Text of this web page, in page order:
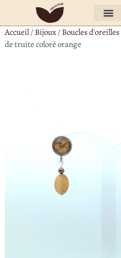
Accueil/ Bijoux/ Boucles d'oreilles
de truite coloré orange